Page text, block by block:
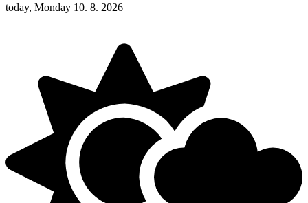
today, Monday 10. 8. 2026